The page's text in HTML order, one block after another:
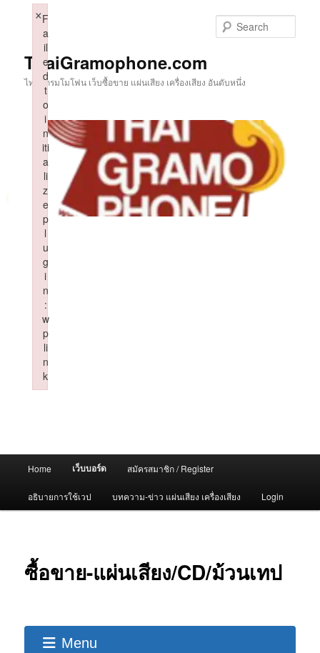
ThaiGramophone.com
ไทยแกรมโมโฟน เว็บซื้อขาย แผ่นเสียง เครื่องเสียง อันดับหนึ่ง
Home เว็บบอร์ด สมัครสมาชิก / Register
อธิบายการใช้เวป บทความ-ข่าว แผ่นเสียง เครื่องเสียง Login
ซื้อขาย-แผ่นเสียง/CD/ม้วนเทป
Menu
F
a
il
e
d
t
o
i
n
iti
a
li
z
e
p
l
u
g
i
n
:
w
p
li
n
k
×
Failed to initialize plugin: wplink